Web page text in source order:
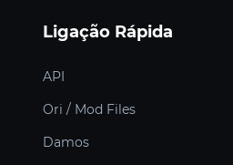
Ligação Rápida
API
Ori / Mod Files
Damos